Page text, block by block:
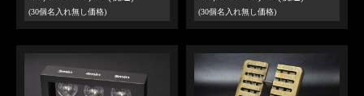
(30個名入れ無し価格) (30個名入れ無し価格)